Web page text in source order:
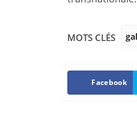
MOTS CLÉS
Facebook